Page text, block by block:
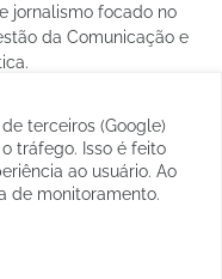
jornalismo focado no
da Comunicação e
terceiros (Google)
tráfego. Isso é feito
ao usuário. Ao
de monitoramento.